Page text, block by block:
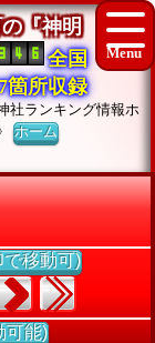
『神明
全国
箇所収録
社ランキング情報ホ
ホーム
移動可)
可能)